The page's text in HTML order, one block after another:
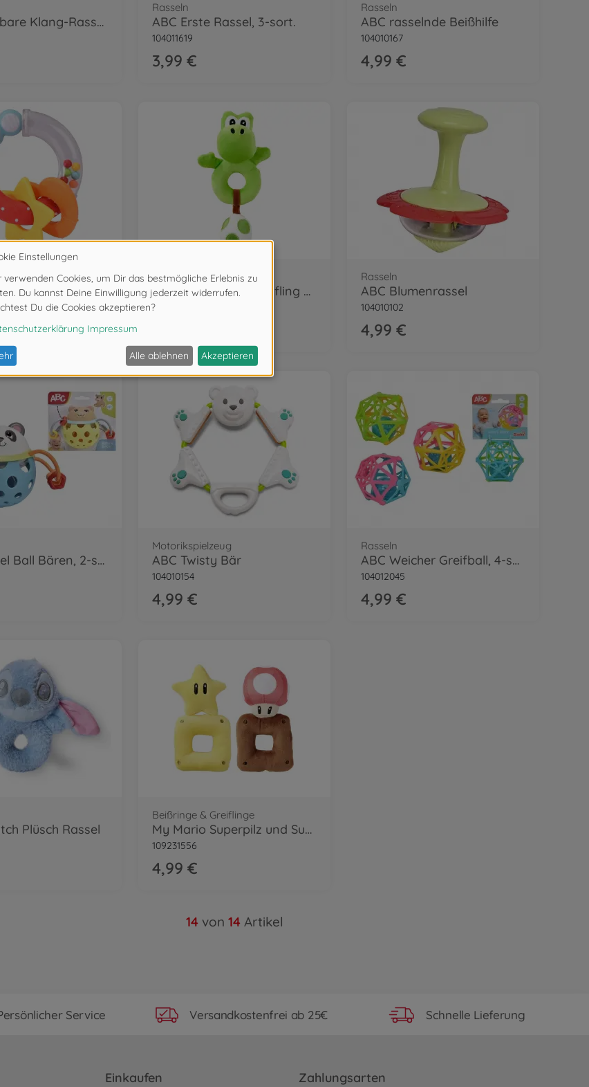
ABC Drehbare Klang-Rassel, 2-sort.
Rasseln
ABC Erste Rassel, 3-sort.
104011619
3,99 €
Rasseln
ABC rasselnde Beißhilfe
104010167
4,99 €
2-sort.
Stoffrasseln
My Mario - Yoshi Greifling m. Rassel
109231553
Rasseln
ABC Blumenrassel
104010102
4,99 €
ABC Rassel Ball Bären, 2-sort.
Motorikspielzeug
ABC Twisty Bär
104010154
4,99 €
Rasseln
ABC Weicher Greifball, 4-sort.
104012045
4,99 €
Plüsch Rassel
Beißringe & Greiflinge
My Mario Superpilz und Superstern, 2-s.
109231556
4,99 €
14von 14Artikel
Service Versandkostenfrei ab 25€ Schnelle Lieferung
Einkaufen Zahlungsarten